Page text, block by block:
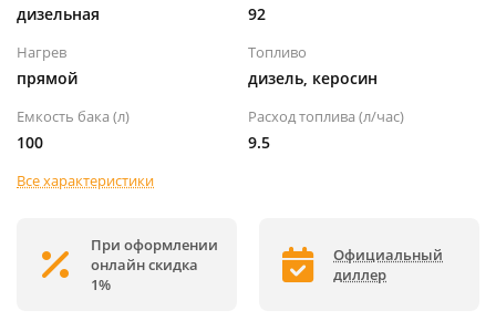
дизельная 92
Нагрев
прямой
Топливо
дизель, керосин
Емкость бака (л)
100
Расход топлива (л/час)
9.5
Все характеристики
При оформлении
онлайн скидка
1%
Официальный
диллер